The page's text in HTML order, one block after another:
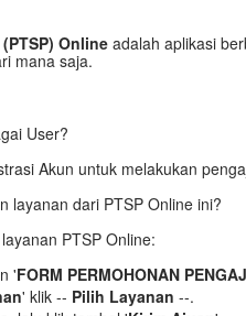
Online adalah aplikasi
mana saja.
User?
Akun untuk melakukan
layanan dari PTSP Online ini?
PTSP Online:
'FORM PERMOHONAN
' klik -- Pilih Layanan --.